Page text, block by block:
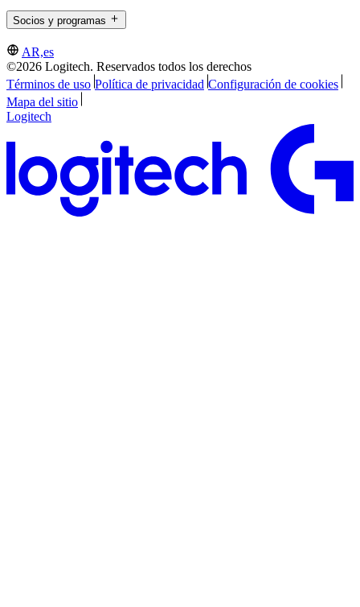
Socios y programas
AR,es
©2026 Logitech. Reservados todos los derechos
Términos de uso Política de privacidad Configuración de cookies
Mapa del sitio
Logitech